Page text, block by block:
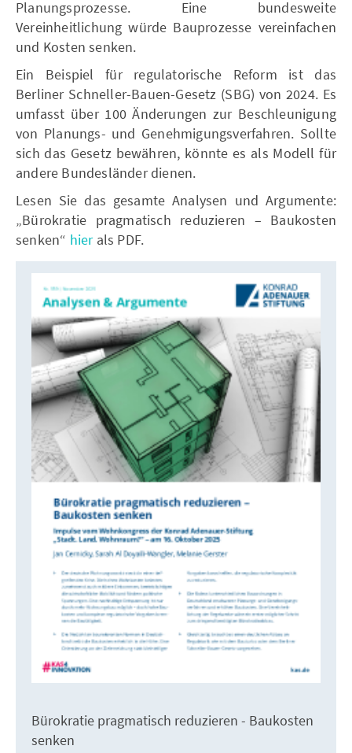
Planungsprozesse. Eine bundesweite
Vereinheitlichung würde Bauprozesse vereinfachen
und Kosten senken.
Ein Beispiel für regulatorische Reform ist das
Berliner Schneller-Bauen-Gesetz (SBG) von 2024. Es
umfasst über 100 Änderungen zur Beschleunigung
von Planungs- und Genehmigungsverfahren. Sollte
sich das Gesetz bewähren, könnte es als Modell für
andere Bundesländer dienen.
Lesen Sie das gesamte Analysen und Argumente:
„Bürokratie pragmatisch reduzieren – Baukosten
senken“ hierals PDF.
Bürokratie pragmatisch reduzieren - Baukosten
senken